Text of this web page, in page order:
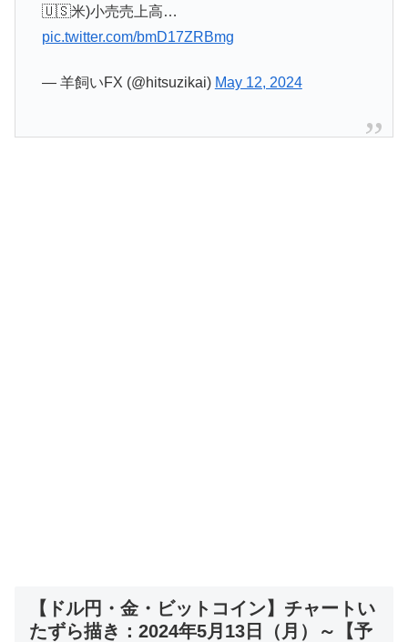
🇺🇸米)小売売上高…
pic.twitter.com/bmD17ZRBmg
— 羊飼いFX (@hitsuzikai) May 12, 2024
【ドル円・金・ビットコイン】チャートい
たずら描き：2024年5月13日（月）～【予